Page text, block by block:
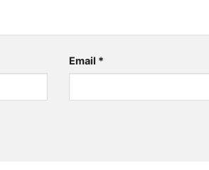
Email *